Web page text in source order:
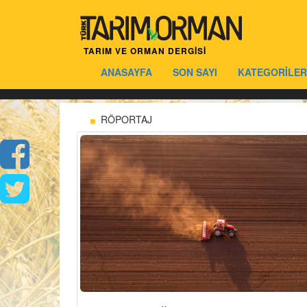
TARIM VE ORMAN DERGİSİ
ANASAYFA SON SAYI KATEGORİLER
RÖPORTAJ